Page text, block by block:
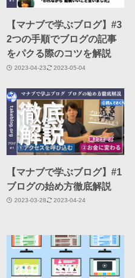
【マナブで学ぶブログ】#3
2つの手順でブログの記事
をパクる際のコツを解説
2023-04-23 2023-05-04
【マナブで学ぶブログ】#1
ブログの始め方徹底解説
2023-03-28 2023-04-24